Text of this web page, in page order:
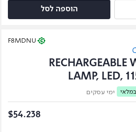
הוספה לסל
RECHARGEABLE
LAMP, LED,
ימי עסקים
$54.238